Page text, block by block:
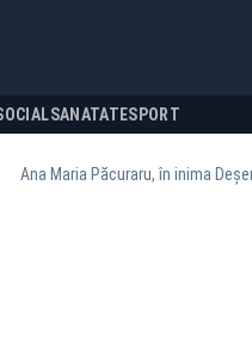
SANATATESPORT
Ana Maria Păcuraru, în inima